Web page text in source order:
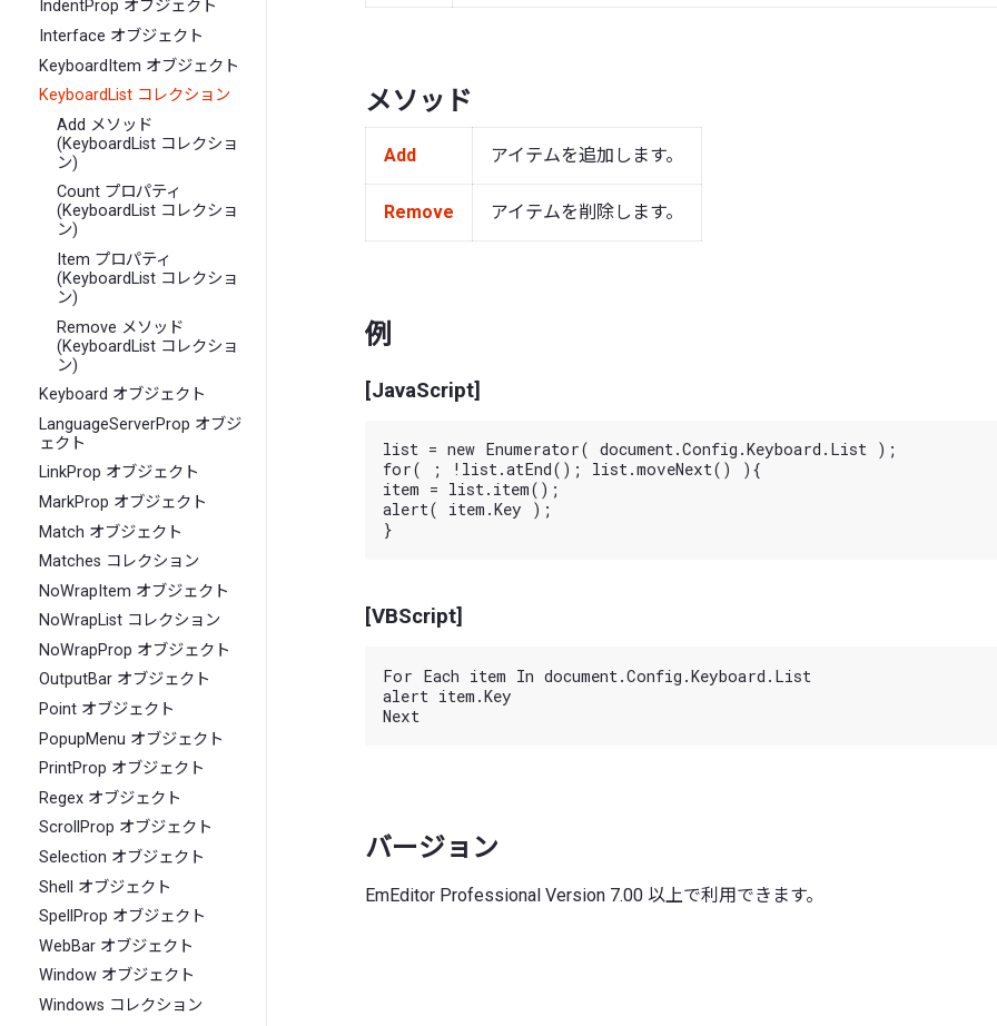
IndentProp オブジェクト
Interface オブジェクト
KeyboardItem オブジェクト
KeyboardList コレクション
Add メソッド
(KeyboardList コレクショ
ン)
Count プロパティ
(KeyboardList コレクショ
ン)
Item プロパティ
(KeyboardList コレクショ
ン)
Remove メソッド
(KeyboardList コレクショ
ン)
Keyboard オブジェクト
LanguageServerProp オブジ
ェクト
LinkProp オブジェクト
MarkProp オブジェクト
Match オブジェクト
Matches コレクション
NoWrapItem オブジェクト
NoWrapList コレクション
NoWrapProp オブジェクト
OutputBar オブジェクト
Point オブジェクト
PopupMenu オブジェクト
PrintProp オブジェクト
Regex オブジェクト
ScrollProp オブジェクト
Selection オブジェクト
Shell オブジェクト
SpellProp オブジェクト
WebBar オブジェクト
Window オブジェクト
Windows コレクション
メソッド
Add アイテムを追加します。
Remove アイテムを削除します。
例
[JavaScript]
list = new Enumerator( document.Config.Keyboard.List );
for( ; !list.atEnd(); list.moveNext() ){
item = list.item();
alert( item.Key );
[VBScript]
For Each item In document.Config.Keyboard.List
alert item.Key
バージョン
EmEditor Professional Version 7.00 以上で利用できます。